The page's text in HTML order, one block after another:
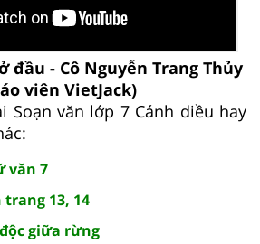
đầu - Cô Nguyễn Trang Thủy
viên VietJack)
Soạn văn lớp 7 Cánh diều hay
văn 7
13, 14
giữa rừng